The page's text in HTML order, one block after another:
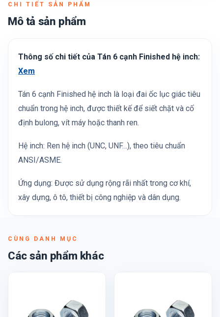
CHI TIẾT SẢN PHẨM
Mô tả sản phẩm
Thông số chi tiết của Tán 6 cạnh Finished hệ inch:
Xem
Tán 6 cạnh Finished hệ inch là loại đai ốc lục giác tiêu
chuẩn trong hệ inch, được thiết kế để siết chặt và cố
định bulong, vít máy hoặc thanh ren.
Hệ inch: Ren hệ inch (UNC, UNF…), theo tiêu chuẩn
ANSI/ASME.
Ứng dụng: Được sử dụng rộng rãi nhất trong cơ khí,
xây dựng, ô tô, thiết bị công nghiệp và dân dụng.
CÙNG DANH MỤC
Các sản phẩm khác